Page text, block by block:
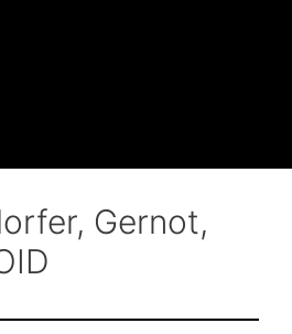
Gernot,